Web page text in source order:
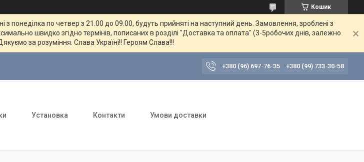
Кошик
понеділка по четвер з 21.00 до 09.00, будуть прийняті на наступний день. Замовлення, зроблені з
швидко згідно термінів, пописаних в розділі "Доставка та оплата" (3-5робочих днів, залежно
за розуміння. Слава Україні!! Героям Слава!!!
+380 (96) 697-76-35 +380 (99) 733-30-58
Установка Контакти Умови доставки